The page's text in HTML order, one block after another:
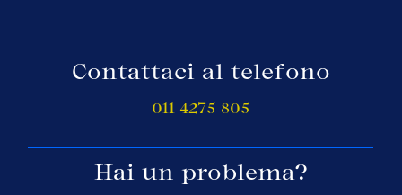
Contattaci al telefono
011 4275 805
Hai un problema?